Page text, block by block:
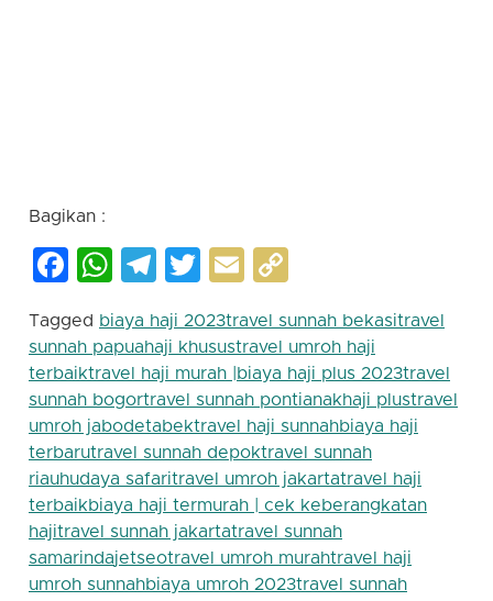
Bagikan :
Facebook
WhatsApp
Telegram
Twitter
Email
Tagged biaya haji 2023travel sunnah bekasitravel
sunnah papuahaji khusustravel umroh haji
terbaiktravel haji murah | biaya haji plus 2023travel
sunnah bogortravel sunnah pontianakhaji plustravel
umroh jabodetabektravel haji sunnahbiaya haji
terbarutravel sunnah depoktravel sunnah
riauhudaya safaritravel umroh jakartatravel haji
terbaikbiaya haji termurah | cek keberangkatan
hajitravel sunnah jakartatravel sunnah
samarindajetseotravel umroh murahtravel haji
umroh sunnahbiaya umroh 2023travel sunnah